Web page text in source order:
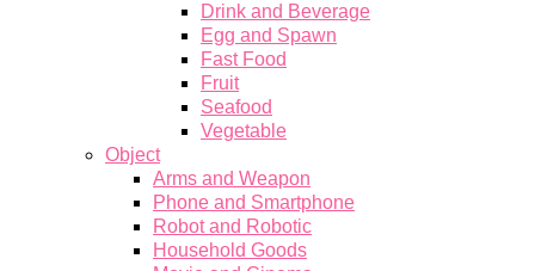
Drink and Beverage
Egg and Spawn
Fast Food
Fruit
Seafood
Vegetable
Object
Arms and Weapon
Phone and Smartphone
Robot and Robotic
Household Goods